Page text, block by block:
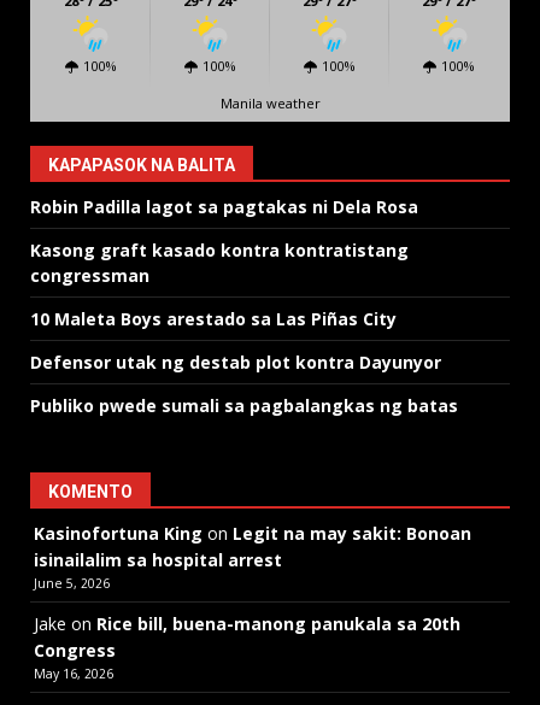
100% 100% 100% 100%
Manila weather
KAPAPASOK NA BALITA
Robin Padilla lagot sa pagtakas ni Dela Rosa
Kasong graft kasado kontra kontratistang
congressman
10 Maleta Boys arestado sa Las Piñas City
Defensor utak ng destab plot kontra Dayunyor
Publiko pwede sumali sa pagbalangkas ng batas
KOMENTO
Kasinofortuna King on Legit na may sakit: Bonoan
isinailalim sa hospital arrest
June 5, 2026
Jake on Rice bill, buena-manong panukala sa 20th
Congress
May 16, 2026